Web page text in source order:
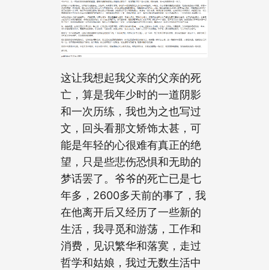
这让我想起我父亲的父亲的死
亡，算是我年少时的一道阴影
和一次历练，我也为之也写过
文，回头看那文矫饰太甚，可
能是年轻的心很难有真正的绝
望，只是些悲伤恐惧和无助的
梦话罢了。爷爷的死亡已是七
年多，2600多天前的事了，我
在他离开后又经历了一些新的
生活，我寻觅和游荡，工作和
消费，见识繁华和落寞，走过
哲学和姑娘，我过无数生活中